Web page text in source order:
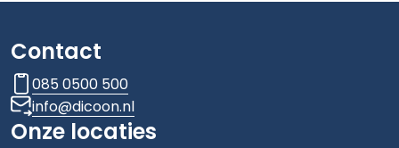
Contact
085 0500 500
info@dicoon.nl
Onze locaties